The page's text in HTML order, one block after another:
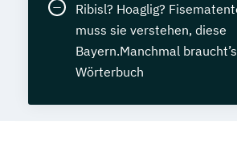
Ribisl? Hoaglig?
muss sie verstehen, diese
Bayern.Manchmal
Wörterbuch